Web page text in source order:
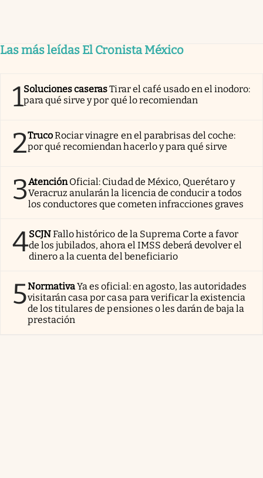
Las más leídas El Cronista México
1Soluciones caserasTirar el café usado en el inodoro:
para qué sirve y por qué lo recomiendan
2TrucoRociar vinagre en el parabrisas del coche:
por qué recomiendan hacerlo y para qué sirve
3AtenciónOficial: Ciudad de México, Querétaro y
Veracruz anularán la licencia de conducir a todos
los conductores que cometen infracciones graves
4SCJNFallo histórico de la Suprema Corte a favor
de los jubilados, ahora el IMSS deberá devolver el
dinero a la cuenta del beneficiario
5NormativaYa es oficial: en agosto, las autoridades
visitarán casa por casa para verificar la existencia
de los titulares de pensiones o les darán de baja la
prestación